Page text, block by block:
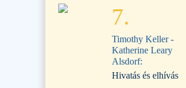
7.
Timothy Keller -
Katherine Leary
Alsdorf:
Hivatás és elhívás